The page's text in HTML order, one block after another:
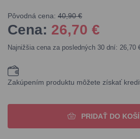
Pôvodná cena: 40,90 €
Cena: 26,70 €
Najnižšia cena za posledných 30 dní: 26,70
Zakúpením produktu môžete získať
PRIDAŤ DO